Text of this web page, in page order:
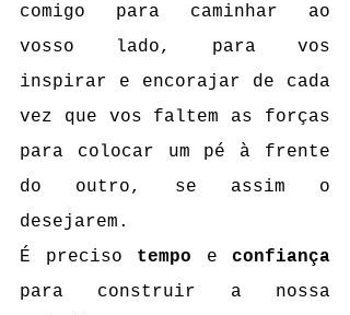
comigo para caminhar ao
vosso lado, para vos
inspirar e encorajar de cada
vez que vos faltem as forças
para colocar um pé à frente
do outro, se assim o
desejarem.
É preciso tempo e confiança
para construir a nossa